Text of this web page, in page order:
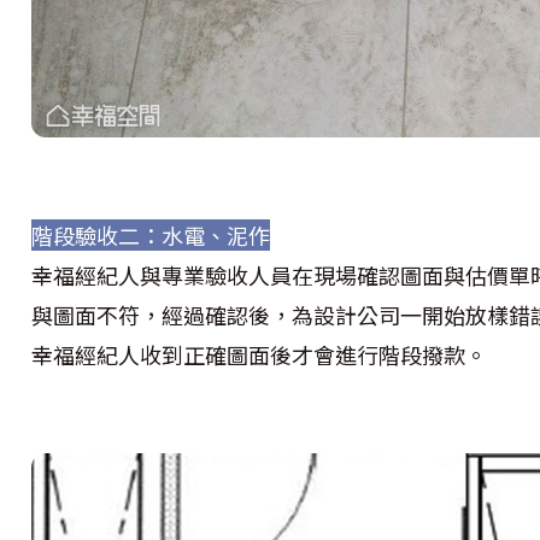
階段驗收二：水電、泥作
幸福經紀人與專業驗收人員在現場確認圖面與估價
與圖面不符，經過確認後，為設計公司一開始放樣
幸福經紀人收到正確圖面後才會進行階段撥款。